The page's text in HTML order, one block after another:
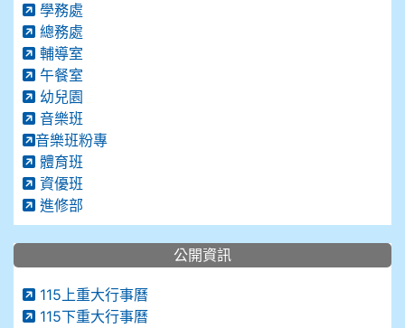
學務處
總務處
輔導室
午餐室
幼兒園
音樂班
音樂班粉專
體育班
資優班
進修部
公開資訊
115上重大行事曆
115下重大行事曆